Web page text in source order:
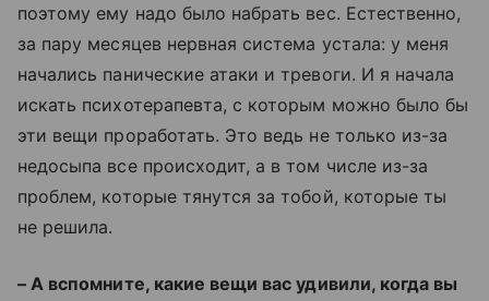
поэтому ему надо было набрать вес. Естественно,
за пару месяцев нервная система устала: у меня
начались панические атаки и тревоги. И я начала
искать психотерапевта, с которым можно было бы
эти вещи проработать. Это ведь не только из-за
недосыпа все происходит, а в том числе из-за
проблем, которые тянутся за тобой, которые ты
не решила.
– А вспомните, какие вещи вас удивили, когда вы